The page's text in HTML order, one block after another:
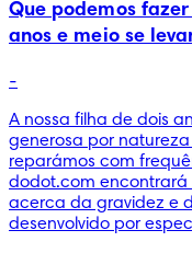
Que podemos
anos e meio se
-
A nossa filha de dois
generosa por
reparámos com
dodot.com encontrará
acerca da gravidez e
desenvolvido por